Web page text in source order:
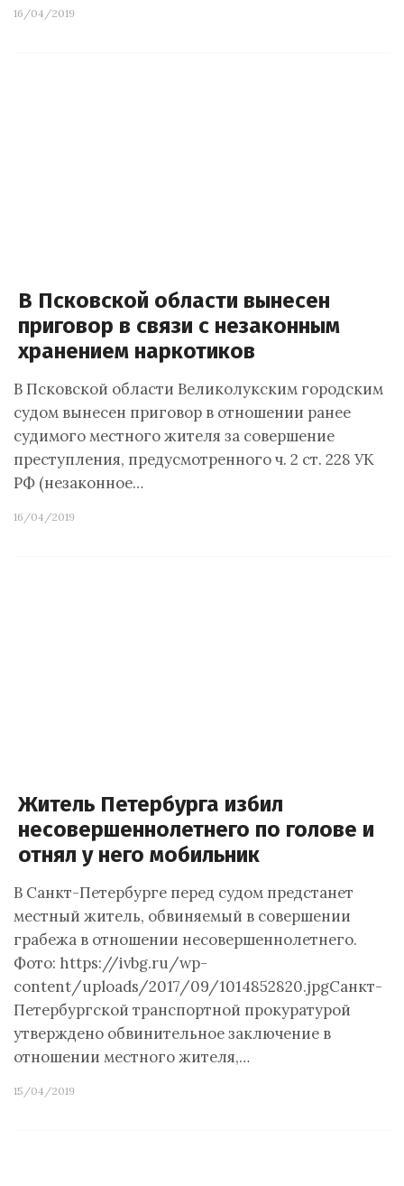
16/04/2019
В Псковской области вынесен
приговор в связи с незаконным
хранением наркотиков
В Псковской области Великолукским городским
судом вынесен приговор в отношении ранее
судимого местного жителя за совершение
преступления, предусмотренного ч. 2 ст. 228 УК
РФ (незаконное…
16/04/2019
Житель Петербурга избил
несовершеннолетнего по голове и
отнял у него мобильник
В Санкт-Петербурге перед судом предстанет
местный житель, обвиняемый в совершении
грабежа в отношении несовершеннолетнего.
Фото: https://ivbg.ru/wp-
content/uploads/2017/09/1014852820.jpgСанкт-
Петербургской транспортной прокуратурой
утверждено обвинительное заключение в
отношении местного жителя,…
15/04/2019